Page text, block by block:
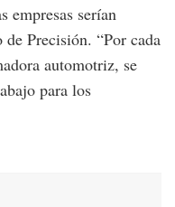
empresas serían
Precisión. “Por cada
automotriz, se
para los